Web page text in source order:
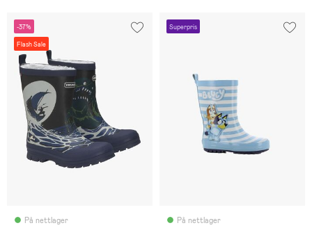
-37%
Flash Sale
På nettlager
Superpris
På nettlager